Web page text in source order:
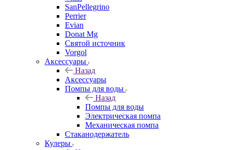
SanPellegrino
Perrier
Evian
Donat Mg
Святой источник
Vorgol
Аксессуары
Назад
Аксессуары
Помпы для воды
Назад
Помпы для воды
Электрическая помпа
Механическая помпа
Стаканодержатель
Кулеры